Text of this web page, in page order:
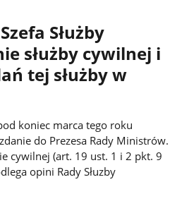
Służby
służby cywilnej i
tej służby w
koniec marca tego roku
do Prezesa Rady Ministrów.
cywilnej (art. 19 ust. 1 i 2 pkt. 9
opini Rady Słuzby